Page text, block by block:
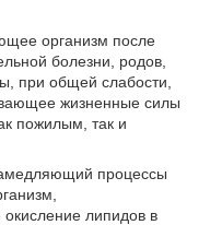
организм после
болезни, родов,
при общей слабости,
жизненные силы
пожилым, так и
процессы
липидов в